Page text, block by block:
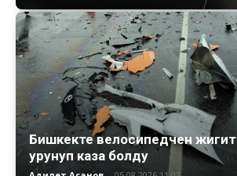
Бишкекте велосипедчен жигит
урунуп каза болду